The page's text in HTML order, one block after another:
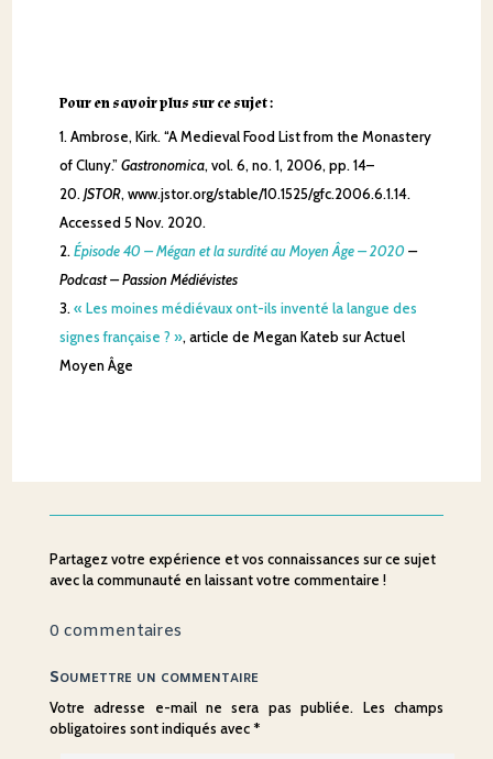
Pour en savoir plus sur ce sujet :
Ambrose, Kirk. “A Medieval Food List from the Monastery
of Cluny.”Gastronomica, vol. 6, no. 1, 2006, pp. 14–
20. JSTOR, www.jstor.org/stable/10.1525/gfc.2006.6.1.14.
Accessed 5 Nov. 2020.
Épisode 40 – Mégan et la surdité au Moyen Âge – 2020–
Podcast – Passion Médiévistes
« Les moines médiévaux ont-ils inventé la langue des
signes française ? », article de Megan Kateb sur Actuel
Moyen Âge
Partagez votre expérience et vos connaissances sur ce sujet
avec la communauté en laissant votre commentaire !
0 commentaires
Soumettre un commentaire
Votre adresse e-mail ne sera pas publiée.
Les champs
obligatoires sont indiqués avec *